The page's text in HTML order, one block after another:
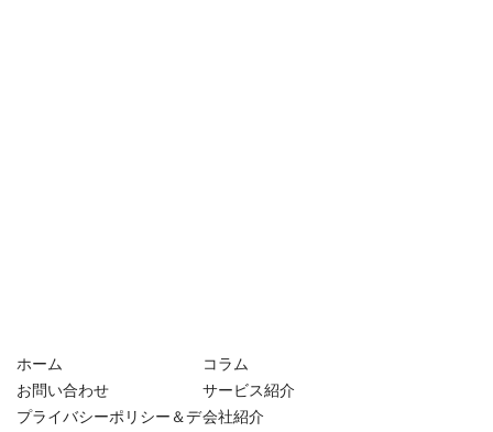
ホーム
コラム
お問い合わせ
サービス紹介
プライバシーポリシー＆デ会社紹介